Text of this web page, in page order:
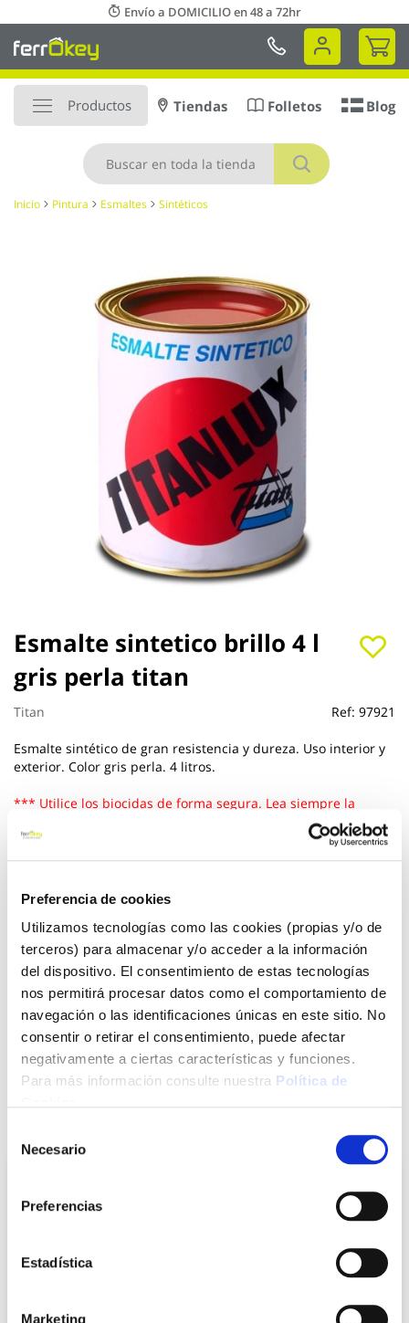
Preferencia de cookies
Utilizamos tecnologías como las cookies (propias y/o de
terceros) para almacenar y/o acceder a la información
del dispositivo. El consentimiento de estas tecnologías
nos permitirá procesar datos como el comportamiento de
navegación o las identificaciones únicas en este sitio. No
consentir o retirar el consentimiento, puede afectar
negativamente a ciertas características y funciones.
Para más información consulte nuestra Política de
Necesario
Preferencias
Estadística
Marketing
al
contenido
Envío a DOMICILIO en 48 a 72hr
Mi
Productos
Buscar
Tiendas Folletos Blog
Inicio Pintura Esmaltes Sintéticos
Esmalte sintetico brillo 4 l
gris perla titan
Titan Ref: 97921
Esmalte sintético de gran resistencia y dureza. Uso interior y
exterior. Color gris perla. 4 litros.
*** Utilice los biocidas de forma segura. Lea siempre la
etiqueta y la informacion sobre el biocida antes de usarlo
Ver más
52,90 €
Agotado
Introduce tu e-mail y te avisaremos si el artículo vuelve a
estar disponible.
Avisarme
Saltar
al
comienzo
de
la
de
imágenes